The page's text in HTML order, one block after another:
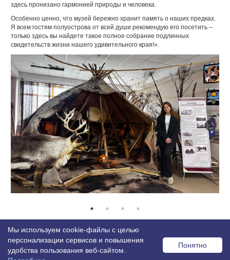
здесь пронизано гармонией природы и человека.
Особенно ценно, что музей бережно хранит память о наших предках.
Я всем гостям полуострова от всей души рекомендую его посетить –
только здесь вы найдете такое полное собрание подлинных
свидетельств жизни нашего удивительного края!».
Мы используем cookie-файлы с целью
персонализации сервисов и повышения
удобства пользования веб-сайтом.
Понятно
© 2026 MISS OFFICE